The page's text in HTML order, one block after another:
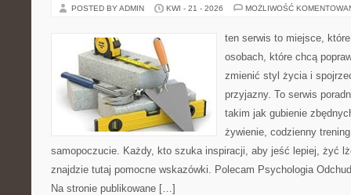
POSTED BY ADMIN KWI - 21 - 2026 MOŻLIWOŚĆ
ten serwis to miejsce,
osobach, które chcą
zmienić styl życia i
przyjazny. To serwis
takim jak gubienie
żywienie, codzienny
samopoczucie. Każdy, kto szuka inspiracji, aby jeść lepiej, żyć
znajdzie tutaj pomocne wskazówki. Polecam Psychologia
Na stronie publikowane […]